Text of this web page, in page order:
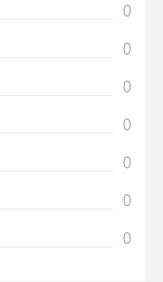
0
0
0
0
0
0
0